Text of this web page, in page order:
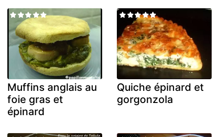
Muffins anglais au
foie gras et
épinard
Quiche épinard et
gorgonzola